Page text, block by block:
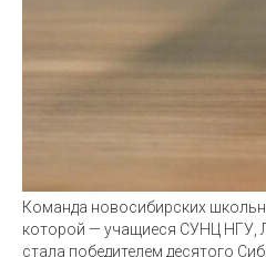
Команда новосибирских
которой — учащиеся СУНЦ НГУ,
стала победителем десятого